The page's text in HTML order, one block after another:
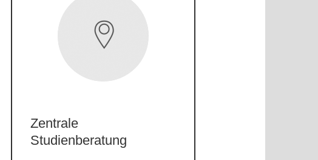
Zentrale
Studienberatung